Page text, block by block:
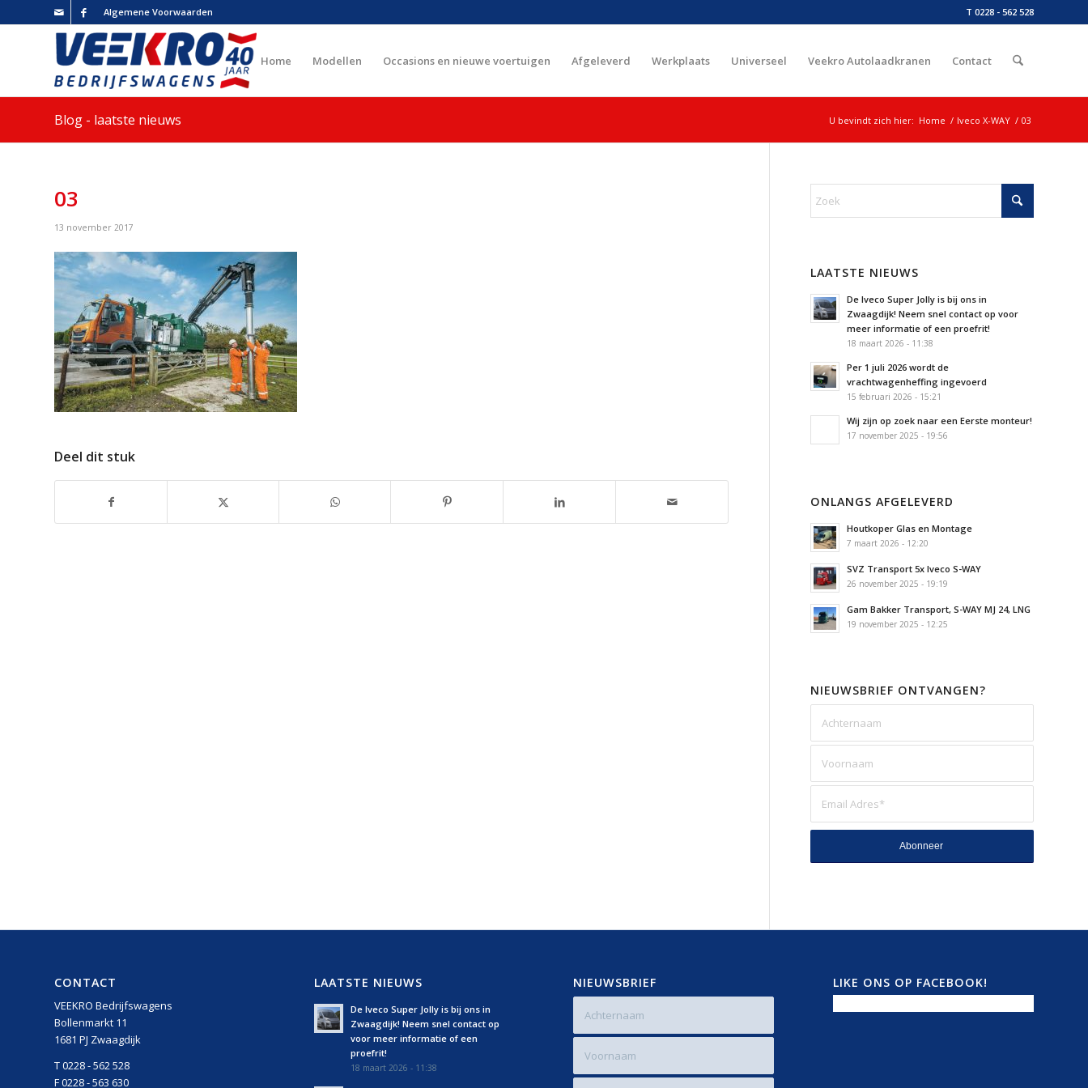
Algemene Voorwaarden T 0228 - 562 528
Home Modellen Occasions en nieuwe voertuigen Afgeleverd Werkplaats Universeel Veekro Autolaadkranen Contact
Blog - laatste nieuws U bevindt zich hier: Home / Iveco X-WAY / 03
03
13 november 2017
Deel dit stuk
LAATSTE NIEUWS
De Iveco Super Jolly is bij ons in
Zwaagdijk! Neem snel contact op voor
meer informatie of een proefrit!
18 maart 2026 - 11:38
Per 1 juli 2026 wordt de
vrachtwagenheffing ingevoerd
15 februari 2026 - 15:21
Wij zijn op zoek naar een Eerste monteur!
17 november 2025 - 19:56
ONLANGS AFGELEVERD
Houtkoper Glas en Montage
7 maart 2026 - 12:20
SVZ Transport 5x Iveco S-WAY
26 november 2025 - 19:19
Gam Bakker Transport, S-WAY MJ 24, LNG
19 november 2025 - 12:25
NIEUWSBRIEF ONTVANGEN?
CONTACT
VEEKRO Bedrijfswagens
Bollenmarkt 11
1681 PJ Zwaagdijk
T 0228 - 562 528
F 0228 - 563 630
LAATSTE NIEUWS
De Iveco Super Jolly is bij ons in
Zwaagdijk! Neem snel contact op
voor meer informatie of een
proefrit!
18 maart 2026 - 11:38
NIEUWSBRIEF LIKE ONS OP FACEBOOK!